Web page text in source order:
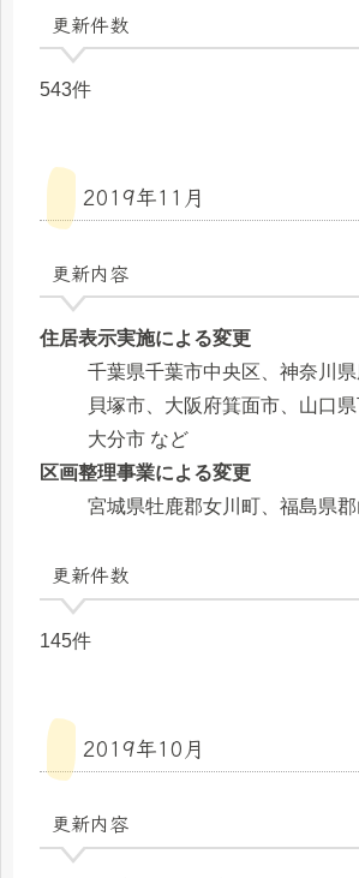
更新件数
543件
2019年11月
更新内容
住居表示実施による変更
千葉県千葉市中央区、神奈川
貝塚市、大阪府箕面市、山口
大分市 など
区画整理事業による変更
宮城県牡鹿郡女川町、福島県
更新件数
145件
2019年10月
更新内容